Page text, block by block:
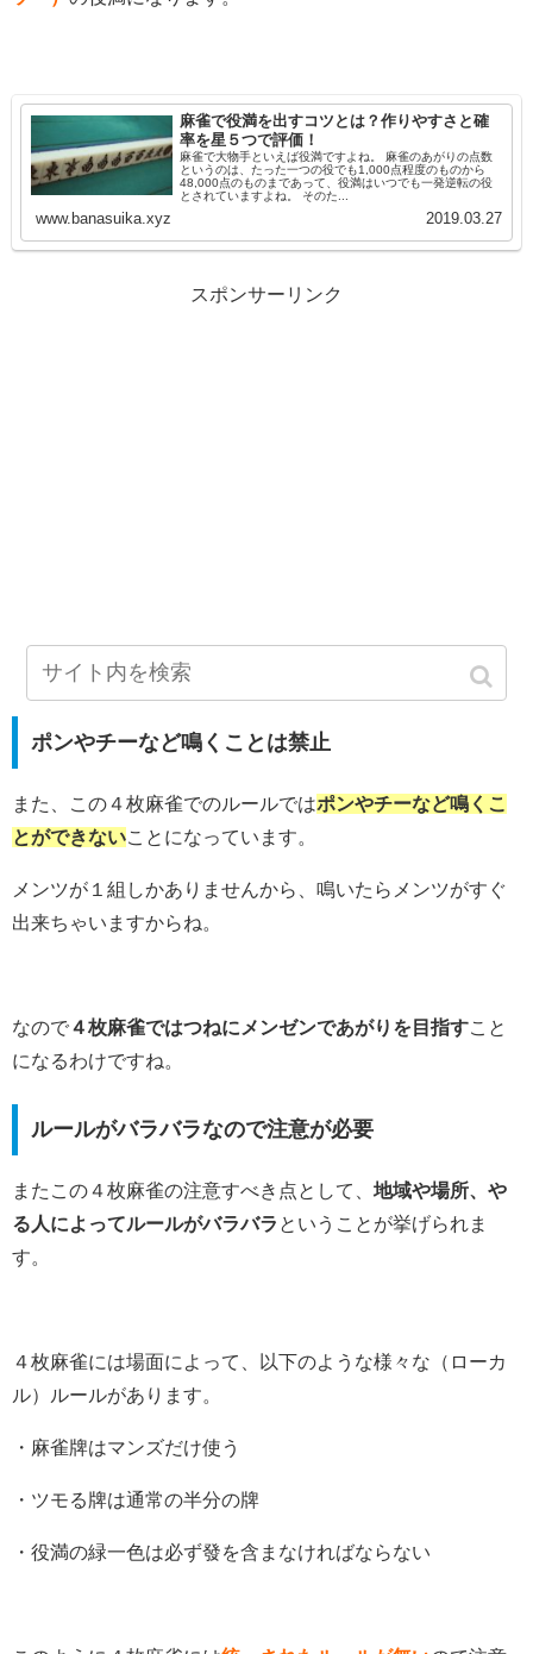
麻雀で役満を出すコツとは？作りやすさと確
率を星５つで評価！
麻雀で大物手といえば役満ですよね。 麻雀のあがりの点数
というのは、たった一つの役でも1,000点程度のものから
48,000点のものまであって、役満はいつでも一発逆転の役
とされていますよね。 そのた...
www.banasuika.xyz 2019.03.27
スポンサーリンク
ポンやチーなど鳴くことは禁止
また、この４枚麻雀でのルールではポンやチーなど鳴くこ
とができないことになっています。
メンツが１組しかありませんから、鳴いたらメンツがすぐ
出来ちゃいますからね。
なので４枚麻雀ではつねにメンゼンであがりを目指すこと
になるわけですね。
ルールがバラバラなので注意が必要
またこの４枚麻雀の注意すべき点として、 地域や場所、や
る人によってルールがバラバラ ということが挙げられま
す。
４枚麻雀には場面によって、以下のような様々な（ローカ
ル）ルールがあります。
・麻雀牌はマンズだけ使う
・ツモる牌は通常の半分の牌
・役満の緑一色は必ず發を含まなければならない